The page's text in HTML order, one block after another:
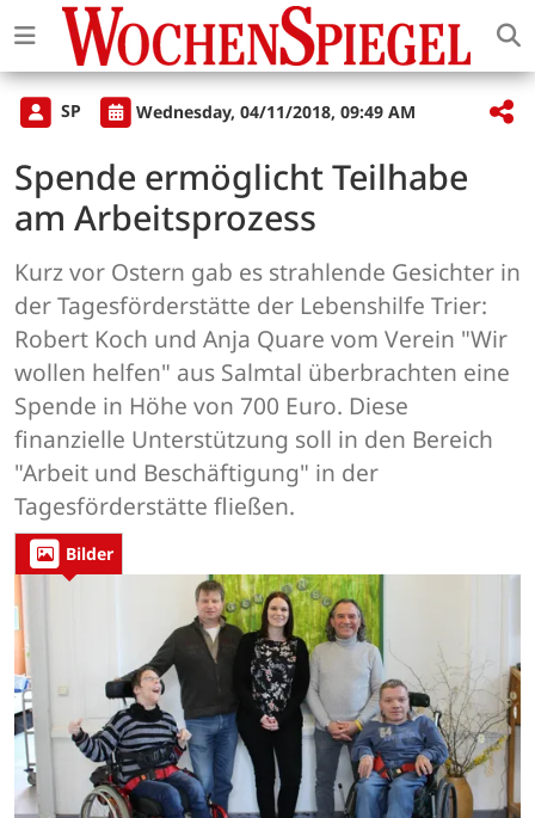
SP Wednesday, 04/11/2018, 09:49 AM
Spende ermöglicht Teilhabe
am Arbeitsprozess
Kurz vor Ostern gab es strahlende Gesichter in
der Tagesförderstätte der Lebenshilfe Trier:
Robert Koch und Anja Quare vom Verein "Wir
wollen helfen" aus Salmtal überbrachten eine
Spende in Höhe von 700 Euro. Diese
finanzielle Unterstützung soll in den Bereich
"Arbeit und Beschäftigung" in der
Tagesförderstätte fließen.
Bilder